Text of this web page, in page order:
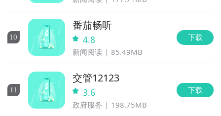
10
番茄畅听
4.8
新闻阅读 85.49MB
下载
11
交管12123
3.6
政府服务 198.75MB
下载